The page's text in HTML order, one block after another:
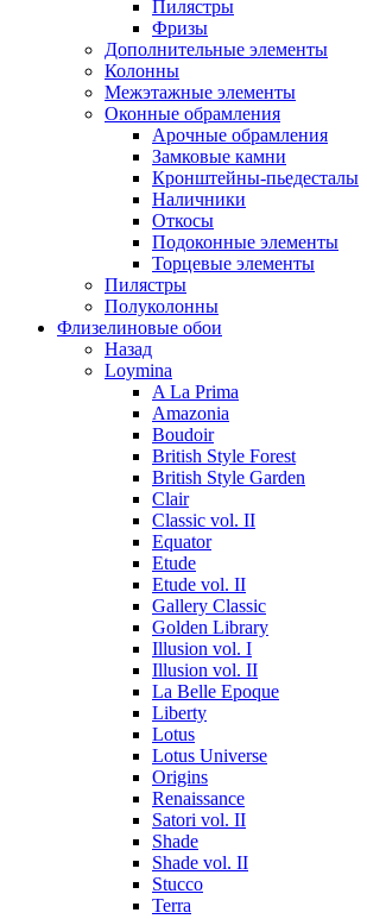
Пилястры
Фризы
Дополнительные элементы
Колонны
Межэтажные элементы
Оконные обрамления
Арочные обрамления
Замковые камни
Кронштейны-пьедесталы
Наличники
Откосы
Подоконные элементы
Торцевые элементы
Пилястры
Полуколонны
Флизелиновые обои
Назад
Loymina
A La Prima
Amazonia
Boudoir
British Style Forest
British Style Garden
Clair
Classic vol. II
Equator
Etude
Etude vol. II
Gallery Classic
Golden Library
Illusion vol. I
Illusion vol. II
La Belle Epoque
Liberty
Lotus
Lotus Universe
Origins
Renaissance
Satori vol. II
Shade
Shade vol. II
Stucco
Terra